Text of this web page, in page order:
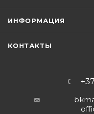
ИНФОРМАЦИЯ
КОНТАКТЫ